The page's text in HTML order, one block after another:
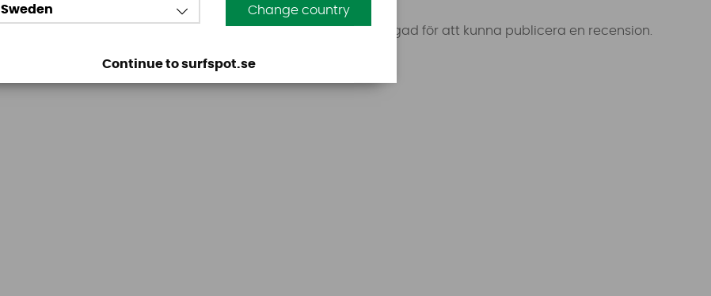
Den här produkten har inga recensioner. Du måste vara inloggad för att kunna publicera en recension.
Sweden Change country
Continue to surfspot.se